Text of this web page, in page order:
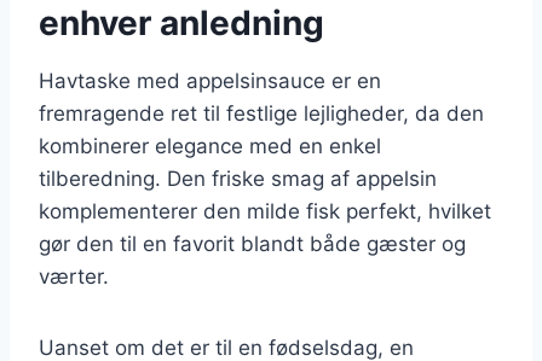
enhver anledning
Havtaske med appelsinsauce er en
fremragende ret til festlige lejligheder, da den
kombinerer elegance med en enkel
tilberedning. Den friske smag af appelsin
komplementerer den milde fisk perfekt, hvilket
gør den til en favorit blandt både gæster og
værter.
Uanset om det er til en fødselsdag, en